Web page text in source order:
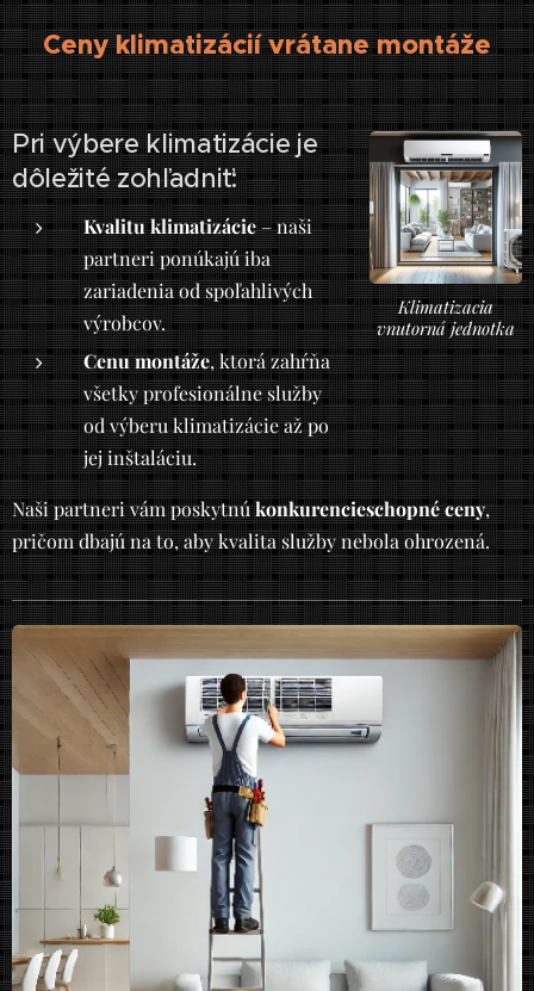
Ceny klimatizácií vrátane montáže
Klimatizacia
vnutorná jednotka
Pri výbere klimatizácie je
dôležité zohľadniť:
Kvalitu klimatizácie– naši
partneri ponúkajú iba
zariadenia od spoľahlivých
výrobcov.
Cenu montáže, ktorá zahŕňa
všetky profesionálne služby
od výberu klimatizácie až po
jej inštaláciu.
Naši partneri vám poskytnúkonkurencieschopné ceny,
pričom dbajú na to, aby kvalita služby nebola ohrozená.